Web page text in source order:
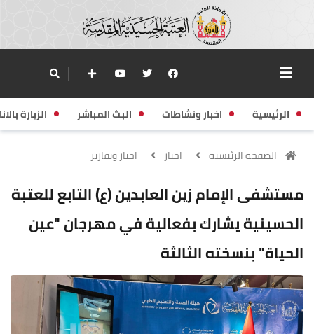
الرئيسية اخبار ونشاطات البث المباشر الزيارة
الصفحة الرئيسية اخبار اخبار وتقارير
مستشفى الإمام زين العابدين (ع) التابع للعتبة
الحسينية يشارك بفعالية في مهرجان "عين
الحياة" بنسخته الثالثة